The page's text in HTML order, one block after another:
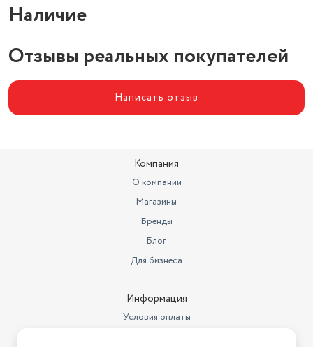
Наличие
Отзывы реальных покупателей
Написать отзыв
Компания
О компании
Магазины
Бренды
Блог
Для бизнеса
Информация
Условия оплаты